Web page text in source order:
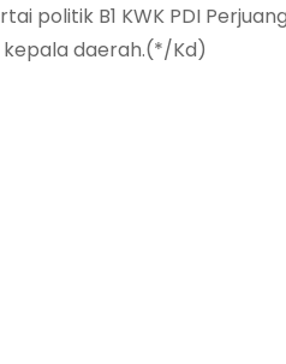
politik B1 KWK PDI
daerah.(*/Kd)